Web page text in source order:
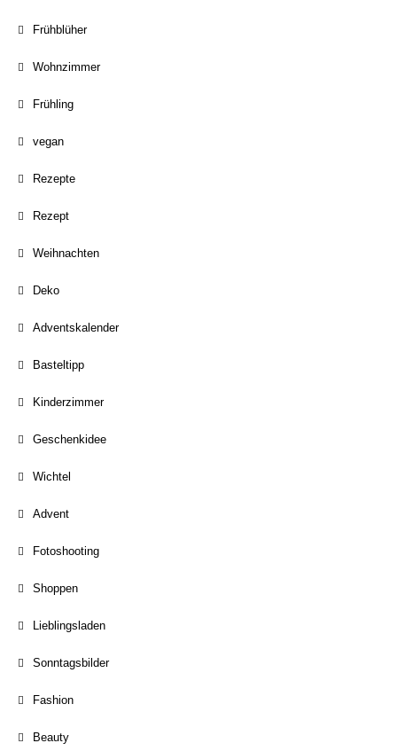
Frühblüher
Wohnzimmer
Frühling
vegan
Rezepte
Rezept
Weihnachten
Deko
Adventskalender
Basteltipp
Kinderzimmer
Geschenkidee
Wichtel
Advent
Fotoshooting
Shoppen
Lieblingsladen
Sonntagsbilder
Fashion
Beauty